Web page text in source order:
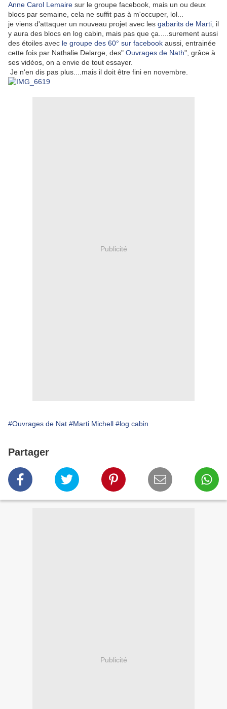
Anne Carol Lemaire sur le groupe facebook, mais un ou deux
blocs par semaine, cela ne suffit pas à m'occuper, lol...
je viens d'attaquer un nouveau projet avec les gabarits de Marti , il
y aura des blocs en log cabin, mais pas que ça.....surement aussi
des étoiles avec le groupe des 60° sur facebook aussi, entrainée
cette fois par Nathalie Delarge, des" Ouvrages de Nath", grâce à
ses vidéos, on a envie de tout essayer.
Je n'en dis pas plus....mais il doit être fini en novembre.
Publicité
#Ouvrages de Nat #Marti Michell #log cabin
Partager
Publicité